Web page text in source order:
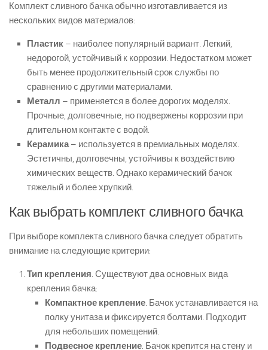
Комплект сливного бачка обычно изготавливается из
нескольких видов материалов:
Пластик – наиболее популярный вариант. Легкий,
недорогой, устойчивый к коррозии. Недостатком может
быть менее продолжительный срок службы по
сравнению с другими материалами.
Металл – применяется в более дорогих моделях.
Прочные, долговечные, но подвержены коррозии при
длительном контакте с водой.
Керамика– используется в премиальных моделях.
Эстетичны, долговечны, устойчивы к воздействию
химических веществ. Однако керамический бачок
тяжелый и более хрупкий.
Как выбрать комплект сливного бачка
При выборе комплекта сливного бачка следует обратить
внимание на следующие критерии:
Тип крепления. Существуют два основных вида
крепления бачка:
Компактное крепление. Бачок устанавливается на
полку унитаза и фиксируется болтами. Подходит
для небольших помещений.
Подвесное крепление. Бачок крепится на стену и